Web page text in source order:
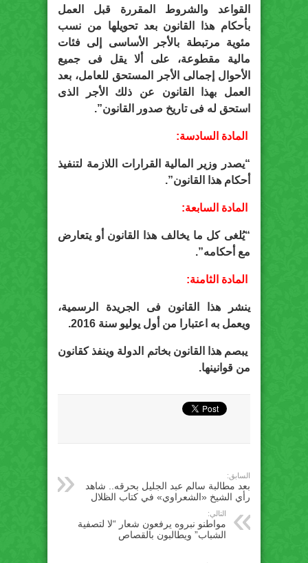
القواعد والشروط المقررة قبل العمل
بأحكام هذا القانون بعد تحويلها من نسب
مئوية مرتبطة بالأجر الأساسى إلى فئات
مالية مقطوعة، على ألا يقل فى جميع
الأحوال إجمالى الأجر المستحق للعامل، بعد
العمل بهذا القانون عن ذلك الأجر الذى
استحق له فى تاريخ صدور القانون”.
المادة السادسة:
“يصدر وزير المالية القرارات اللازمة لتنفيذ
أحكام هذا القانون”.
المادة السابعة:
“يُلغى كل ما يخالف هذا القانون أو يتعارض
مع أحكامه”.
المادة الثامنة:
ينشر هذا القانون فى الجريدة الرسمية،
ويعمل به اعتبارا من أول يوليو سنة 2016.
يبصم هذا القانون بخاتم الدولة وينفذ كقانون
من قوانينها.
السابق:
بعد مطالبة سالم عبد الجليل بحرقه.. شاهد
رأي الشيخ «الشعراوي» في كتاب الظلال
التالي:
مواطنو نبروه يرفعون شعار “لا لتصفية
الشباب” ويطالبون بالقصاص